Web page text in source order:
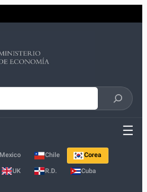
☰
Mexico Chile
Corea
UK R.D.
Cuba